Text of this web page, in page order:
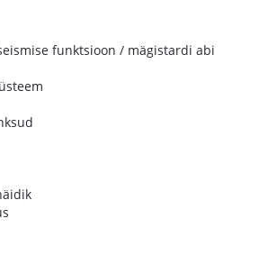
funktsioon / mägistardi abi